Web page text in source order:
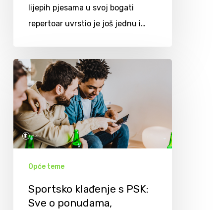
lijepih pjesama u svoj bogati
repertoar uvrstio je još jednu i…
Opće teme
Sportsko klađenje s PSK:
Sve o ponudama,